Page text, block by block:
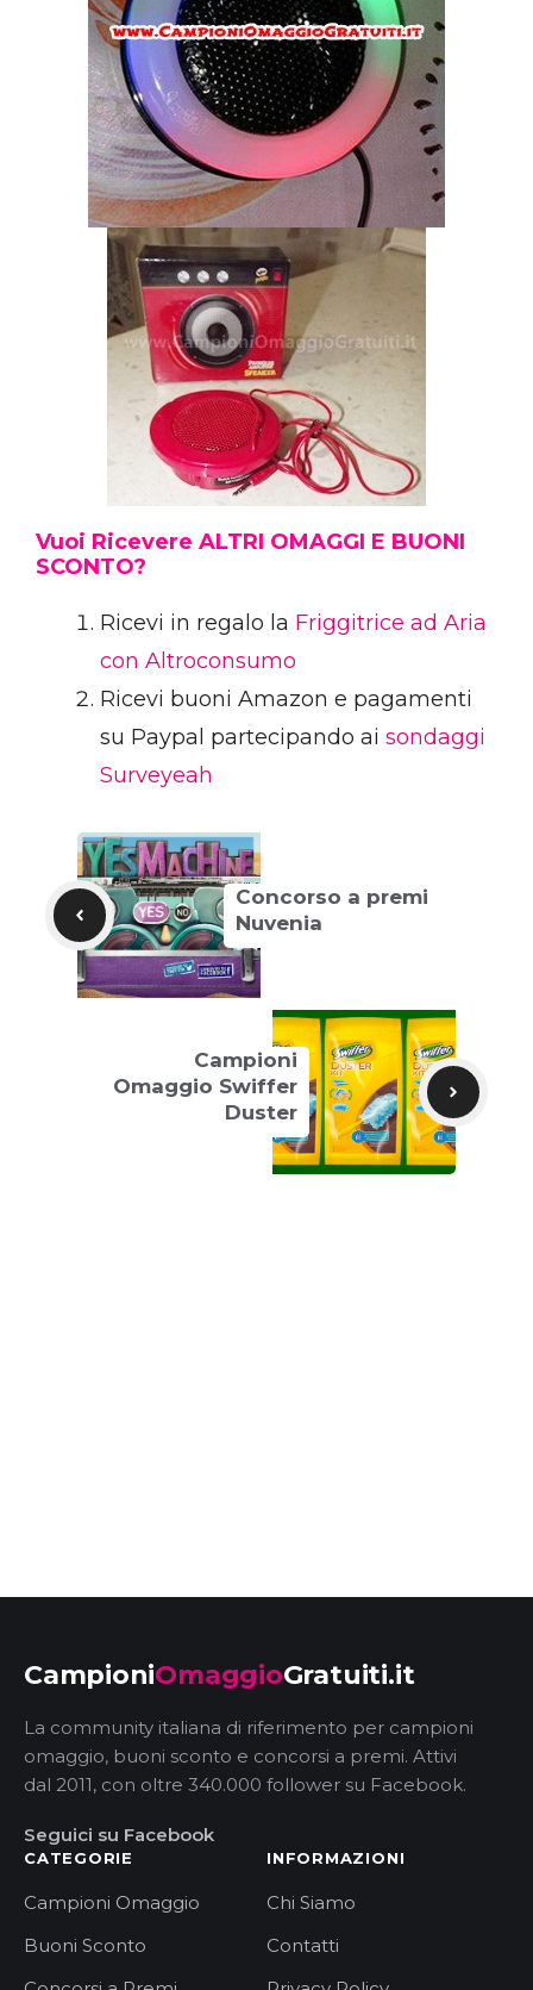
Vuoi Ricevere ALTRI OMAGGI E BUONI
SCONTO?
Ricevi in regalo la Friggitrice ad Aria
con Altroconsumo
Ricevi buoni Amazon e pagamenti
su Paypal partecipando ai sondaggi
Surveyeah
Concorso a premi
Nuvenia
Campioni
Omaggio Swiffer
Duster
CampioniOmaggioGratuiti.it
La community italiana di riferimento per campioni
omaggio, buoni sconto e concorsi a premi. Attivi
dal 2011, con oltre 340.000 follower su Facebook.
Seguici su Facebook
CATEGORIE
Campioni Omaggio
Buoni Sconto
INFORMAZIONI
Chi Siamo
Contatti